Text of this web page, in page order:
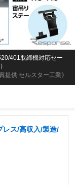
真提供 セルスター工業》
401取締機対応セー
レス/高収入/製造/